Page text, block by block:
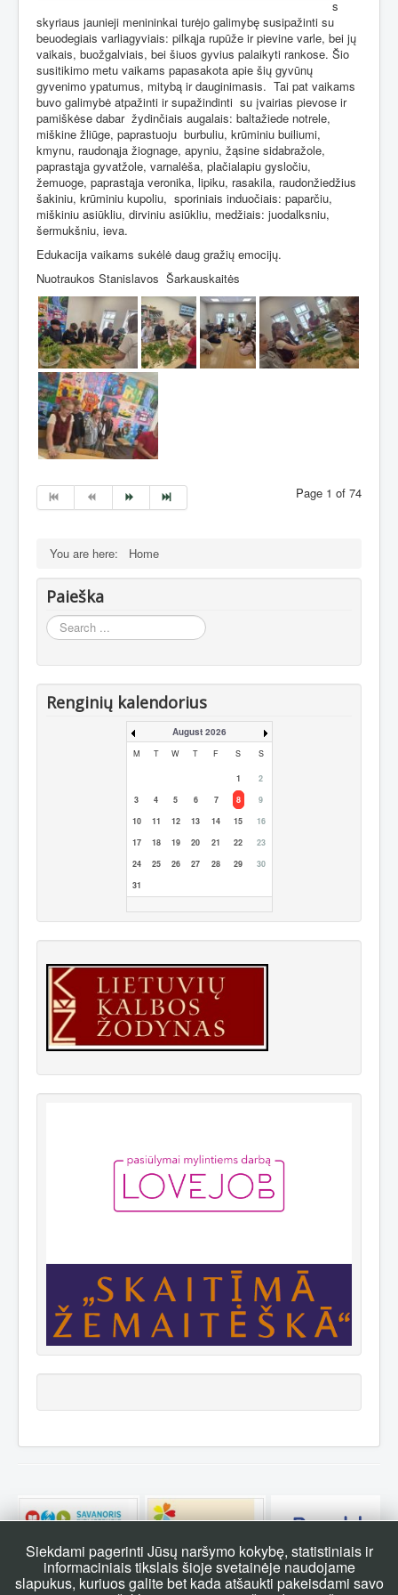
s
skyriaus jaunieji menininkai turėjo galimybę susipažinti su
beuodegiais varliagyviais: pilkąja rupūže ir pievine varle, bei jų
vaikais, buožgalviais, bei šiuos gyvius palaikyti rankose. Šio
susitikimo metu vaikams papasakota apie šių gyvūnų
gyvenimo ypatumus, mitybą ir dauginimasis. Tai pat vaikams
buvo galimybė atpažinti ir supažindinti su įvairias pievose ir
pamiškėse dabar žydinčiais augalais: baltažiede notrele,
miškine žliūge, paprastuoju burbuliu, krūminiu builiumi,
kmynu, raudonąja žiognage, apyniu, žąsine sidabražole,
paprastąja gyvatžole, varnalėša, plačialapiu gysločiu,
žemuoge, paprastąja veronika, lipiku, rasakila, raudonžiedžius
šakiniu, krūminiu kupoliu, sporiniais induočiais: paparčiu,
miškiniu asiūkliu, dirviniu asiūkliu, medžiais: juodalksniu,
šermukšniu, ieva.
Edukacija vaikams sukėlė daug gražių emocijų.
Nuotraukos Stanislavos Šarkauskaitės
Page 1 of 74
You are here: Home
Paieška
Search
...
Renginių kalendorius
August 2026
M T W T F S S
1
2
3
4 5 6 7 8
9
10
11 12 13 14 15
16
17
18 19 20 21 22
23
24
25 26 27 28 29
30
31
Siekdami pagerinti Jūsų naršymo kokybę, statistiniais ir
informaciniais tikslais šioje svetainėje naudojame
slapukus, kuriuos galite bet kada atšaukti pakeisdami savo